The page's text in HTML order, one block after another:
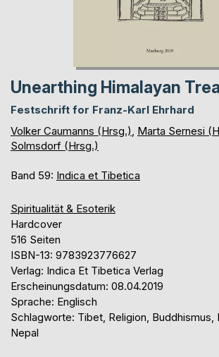
Unearthing Himalayan
Festschrift for Franz-Karl Ehrhard
Volker Caumanns (Hrsg.) Marta Sernesi
Solmsdorf (Hrsg.)
Band 59: Indica et Tibetica
Spiritualität & Esoterik
Hardcover
516 Seiten
ISBN-13: 9783923776627
Verlag: Indica Et Tibetica Verlag
Erscheinungsdatum: 08.04.2019
Sprache: Englisch
Schlagworte: Tibet, Religion, Buddhismus,
Nepal